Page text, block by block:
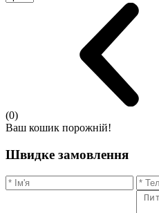
(0)
Ваш кошик порожній!
Швидке замовлення